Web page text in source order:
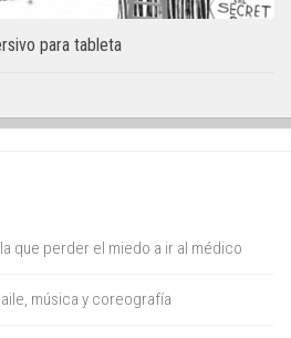
para tableta
que perder el miedo a ir al médico
música y coreografía